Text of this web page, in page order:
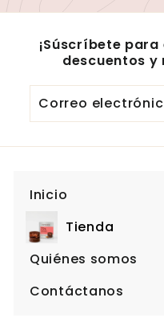
¡Súscríbete
descuentos y
electrónico
Inicio
Tienda
Expandir
menú
Quiénes somos
Contáctanos